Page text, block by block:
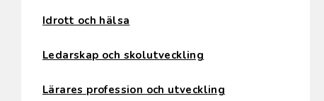
Idrott och hälsa
Ledarskap och skolutveckling
Lärares profession och utveckling